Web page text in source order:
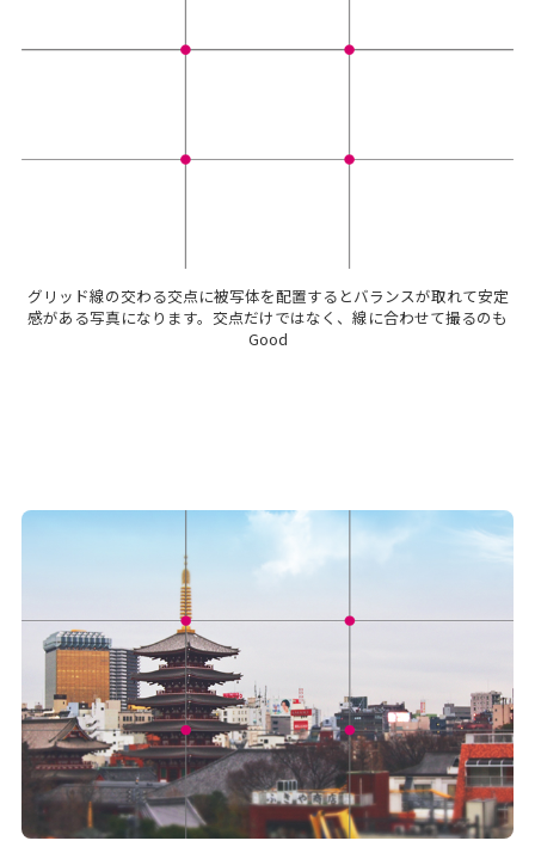
グリッド線の交わる交点に被写体を配置するとバランスが取れて安定
感がある写真になります。交点だけではなく、線に合わせて撮るのも
Good